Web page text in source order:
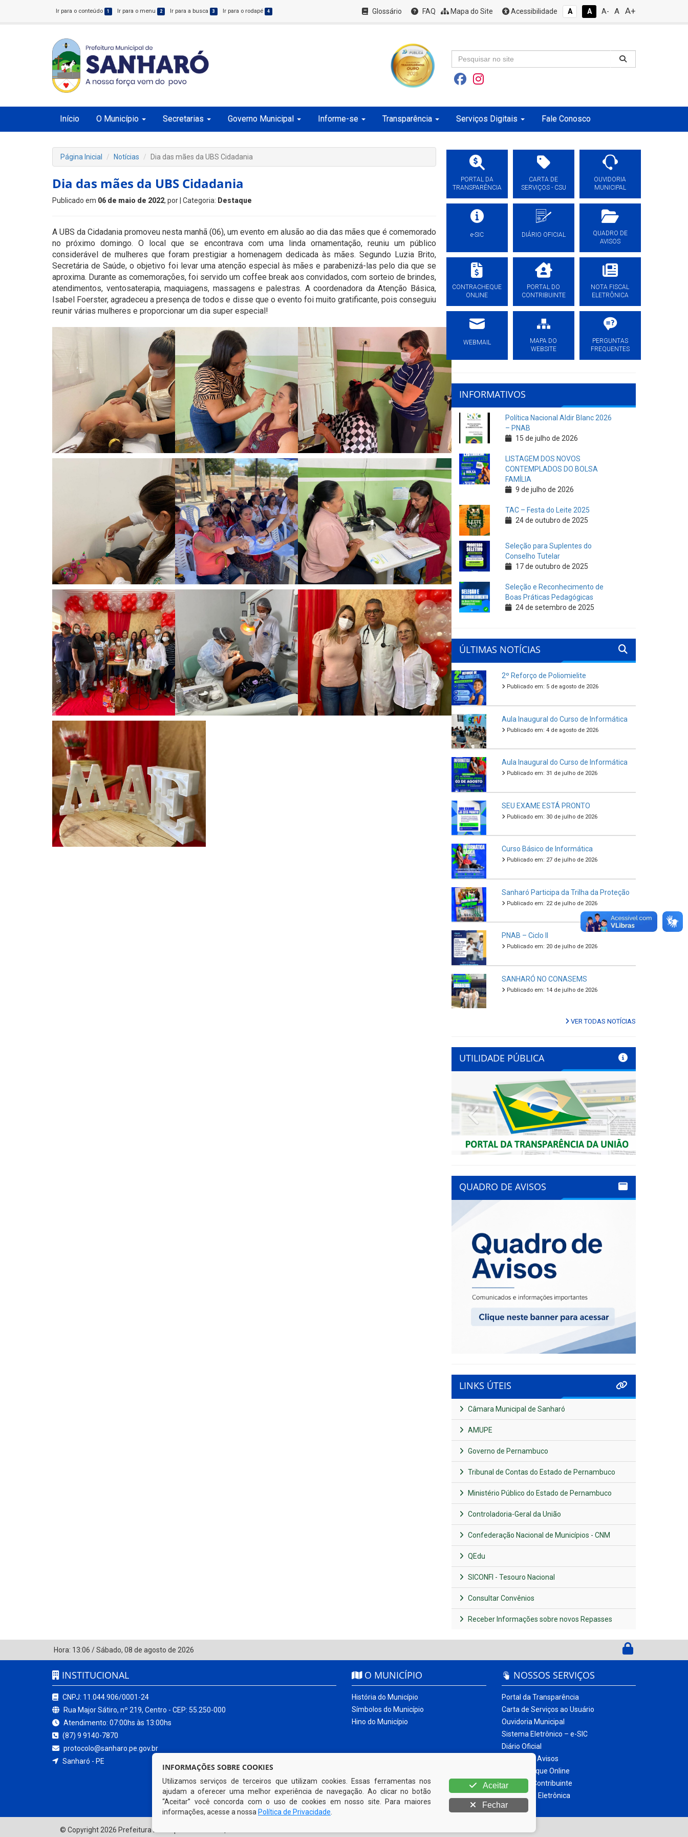
Ir para o conteúdo 1 Ir para o menu 2 Ir para a busca 3 Ir para o rodapé 4 Glossário FAQ Mapa do Site Acessibilidade A A A- A A+
Início O Município Secretarias Governo Municipal Informe-se Transparência Serviços Digitais Fale Conosco
Página Inicial Notícias Dia das mães da UBS Cidadania
Dia das mães da UBS Cidadania
Publicado em 06 de maio de 2022, por | Categoria: Destaque
A UBS da Cidadania promoveu nesta manhã (06), um evento em alusão ao dia das mães que é comemorado
no próximo domingo. O local que se encontrava com uma linda ornamentação, reuniu um público
considerável de mulheres que foram prestigiar a homenagem dedicada às mães. Segundo Luzia Brito,
Secretária de Saúde, o objetivo foi levar uma atenção especial às mães e parabenizá-las pelo dia que se
aproxima. Durante as comemorações, foi servido um coffee break aos convidados, com sorteio de brindes,
atendimentos, ventosaterapia, maquiagens, massagens e palestras. A coordenadora da Atenção Básica,
Isabel Foerster, agradeceu a presença de todos e disse que o evento foi muito gratificante, pois conseguiu
reunir várias mulheres e proporcionar um dia super especial!
PORTAL DA
TRANSPARÊNCIA
CARTA DE
SERVIÇOS - CSU
OUVIDORIA
MUNICIPAL
e-SIC DIÁRIO OFICIAL
QUADRO DE
AVISOS
CONTRACHEQUE
ONLINE
PORTAL DO
CONTRIBUINTE
NOTA FISCAL
ELETRÔNICA
WEBMAIL
MAPA DO
WEBSITE
PERGUNTAS
FREQUENTES
INFORMATIVOS
Política Nacional Aldir Blanc 2026
– PNAB
15 de julho de 2026
LISTAGEM DOS NOVOS
CONTEMPLADOS DO BOLSA
FAMÍLIA
9 de julho de 2026
TAC – Festa do Leite 2025
24 de outubro de 2025
Seleção para Suplentes do
Conselho Tutelar
17 de outubro de 2025
Seleção e Reconhecimento de
Boas Práticas Pedagógicas
24 de setembro de 2025
ÚLTIMAS NOTÍCIAS
2º Reforço de Poliomielite
Publicado em: 5 de agosto de 2026
Aula Inaugural do Curso de Informática
Publicado em: 4 de agosto de 2026
Aula Inaugural do Curso de Informática
Publicado em: 31 de julho de 2026
SEU EXAME ESTÁ PRONTO
Publicado em: 30 de julho de 2026
Curso Básico de Informática
Publicado em: 27 de julho de 2026
Sanharó Participa da Trilha da Proteção
Publicado em: 22 de julho de 2026
PNAB – Ciclo II
Publicado em: 20 de julho de 2026
SANHARÓ NO CONASEMS
Publicado em: 14 de julho de 2026
VER TODAS NOTÍCIAS
UTILIDADE PÚBLICA
Previous Next
QUADRO DE AVISOS
LINKS ÚTEIS
Câmara Municipal de Sanharó
AMUPE
Governo de Pernambuco
Tribunal de Contas do Estado de Pernambuco
Ministério Público do Estado de Pernambuco
Controladoria-Geral da União
Confederação Nacional de Municípios - CNM
QEdu
SICONFI - Tesouro Nacional
Consultar Convênios
Receber Informações sobre novos Repasses
Hora: 13:06 /Sábado, 08 de agosto de 2026
INSTITUCIONAL
CNPJ: 11.044.906/0001-24
Rua Major Sátiro, nº 219, Centro - CEP: 55.250-000
Atendimento: 07:00hs às 13:00hs
(87) 9 9140-7870
protocolo@sanharo.pe.gov.br
Sanharó - PE
O MUNICÍPIO
História do Município
Símbolos do Município
Hino do Município
NOSSOS SERVIÇOS
Portal da Transparência
Carta de Serviços ao Usuário
Ouvidoria Municipal
Sistema Eletrônico – e-SIC
Diário Oficial
Quadro de Avisos
Contracheque Online
Portal do Contribuinte
Nota Fiscal Eletrônica
© Copyright 2026 Prefeitura Municipal de Sanharó | Todos os direitos reservados
INFORMAÇÕES SOBRE COOKIES
Utilizamos serviços de terceiros que utilizam cookies. Essas ferramentas nos
ajudam a oferecer uma melhor experiência de navegação. Ao clicar no botão
“Aceitar” você concorda com o uso de cookies em nosso site. Para maiores
informações, acesse a nossa Política de Privacidade
Aceitar
Fechar